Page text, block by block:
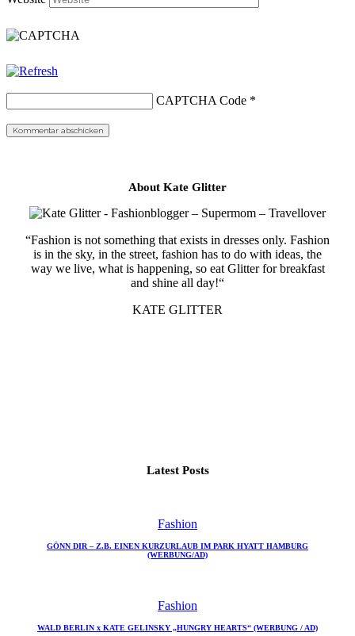
CAPTCHA Code *
About Kate Glitter
“Fashion is not something that exists in dresses only. Fashion
is in the sky, in the street, fashion has to do with ideas, the
way we live, what is happening, so eat Glitter for breakfast
and shine all day!“
KATE GLITTER
Latest Posts
Fashion
GÖNN DIR – Z.B. EINEN KURZURLAUB IM PARK HYATT HAMBURG
(WERBUNG/AD)
Fashion
WALD BERLIN x KATE GELINSKY „HUNGRY HEARTS“ (WERBUNG / AD)